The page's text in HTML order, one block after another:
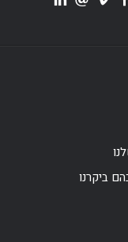
ביקרנו